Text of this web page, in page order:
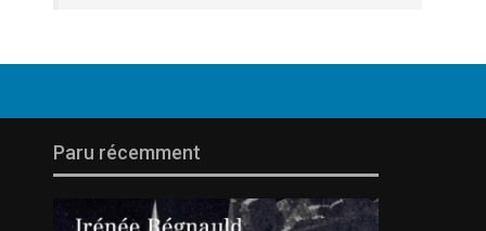
Paru récemment